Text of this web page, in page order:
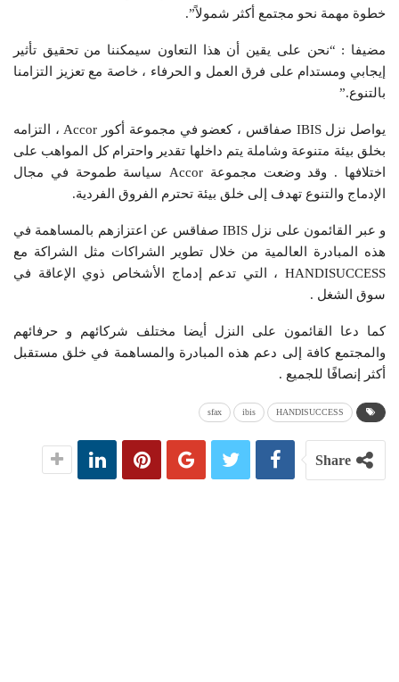
خطوة مهمة نحو مجتمع أكثر شمولاً”.
مضيفا : “نحن على يقين أن هذا التعاون سيمكننا من تحقيق تأثير
إيجابي ومستدام على فرق العمل و الحرفاء ، خاصة مع تعزيز التزامنا
بالتنوع.”
يواصل نزل IBIS صفاقس ، كعضو في مجموعة أكور Accor ، التزامه
بخلق بيئة متنوعة وشاملة يتم داخلها تقدير واحترام كل المواهب على
اختلافها . وقد وضعت مجموعة Accor سياسة طموحة في مجال
الإدماج والتنوع تهدف إلى خلق بيئة تحترم الفروق الفردية.
و عبر القائمون على نزل IBIS صفاقس عن اعتزازهم بالمساهمة في
هذه المبادرة العالمية من خلال تطوير الشراكات مثل الشراكة مع
HANDISUCCESS ، التي تدعم إدماج الأشخاص ذوي الإعاقة في
سوق الشغل .
كما دعا القائمون على النزل أيضا مختلف شركائهم و حرفائهم
والمجتمع كافة إلى دعم هذه المبادرة والمساهمة في خلق مستقبل
أكثر إنصافًا للجميع .
HANDISUCCESS
ibis
sfax
Share